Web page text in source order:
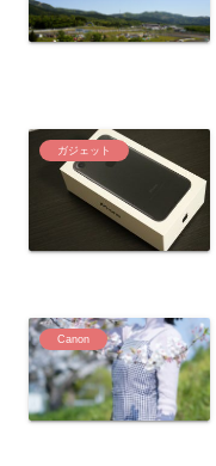
ガジェット
Canon